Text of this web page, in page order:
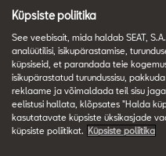
Küpsiste poliitika
See veebisait, mida haldab SEAT,
analüütilisi, isikupärastamise,
küpsiseid, et parandada teie
isikupärastatud turundussisu,
reklaame ja võimaldada teil sisu
eelistusi hallata, klõpsates "Halda
kasutatavate küpsiste üksikasjade
küpsiste poliitikat.
Küpsiste poliitika